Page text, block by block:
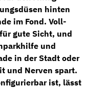
hinten
im Fond. Voll-
gute Sicht, und
und
in der Stadt oder
und Nerven spart.
ist, lässt